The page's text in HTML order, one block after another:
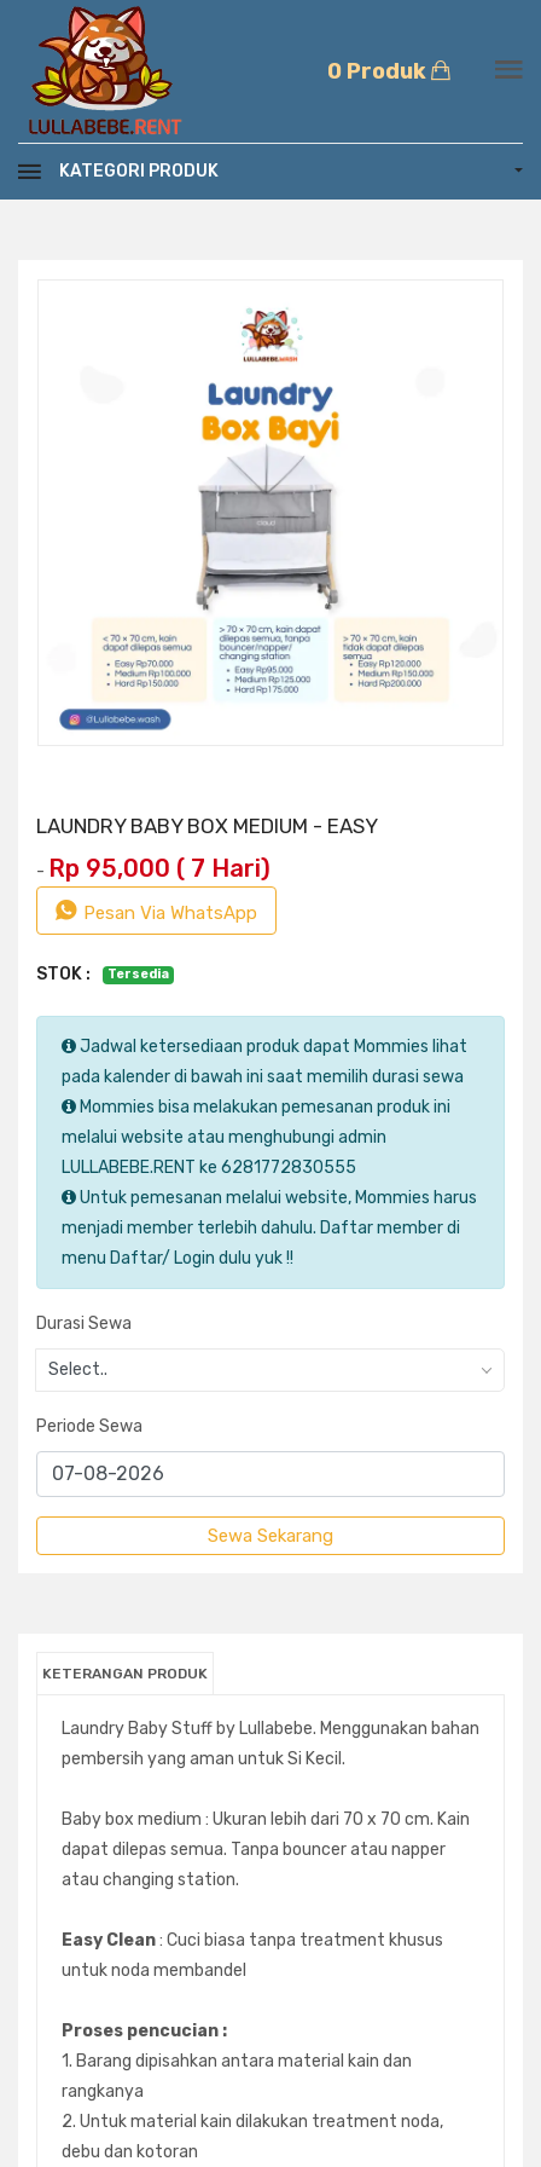
0 Produk
KATEGORI PRODUK
LAUNDRY BABY BOX MEDIUM - EASY
- Rp 95,000 ( 7 Hari)
Pesan Via WhatsApp
STOK : Tersedia
Jadwal ketersediaan produk dapat Mommies lihat
pada kalender di bawah ini saat memilih durasi sewa
Mommies bisa melakukan pemesanan produk ini
melalui website atau menghubungi admin
LULLABEBE.RENT ke 6281772830555
Untuk pemesanan melalui website, Mommies harus
menjadi member terlebih dahulu. Daftar member di
menu Daftar/ Login dulu yuk !!
Durasi Sewa
Select..
Periode Sewa
KETERANGAN PRODUK
Laundry Baby Stuff by Lullabebe. Menggunakan bahan
pembersih yang aman untuk Si Kecil.
Baby box medium : Ukuran lebih dari 70 x 70 cm. Kain
dapat dilepas semua. Tanpa bouncer atau napper
atau changing station.
Easy Clean: Cuci biasa tanpa treatment khusus
untuk noda membandel
Proses pencucian :
1. Barang dipisahkan antara material kain dan
rangkanya
2. Untuk material kain dilakukan treatment noda,
debu dan kotoran